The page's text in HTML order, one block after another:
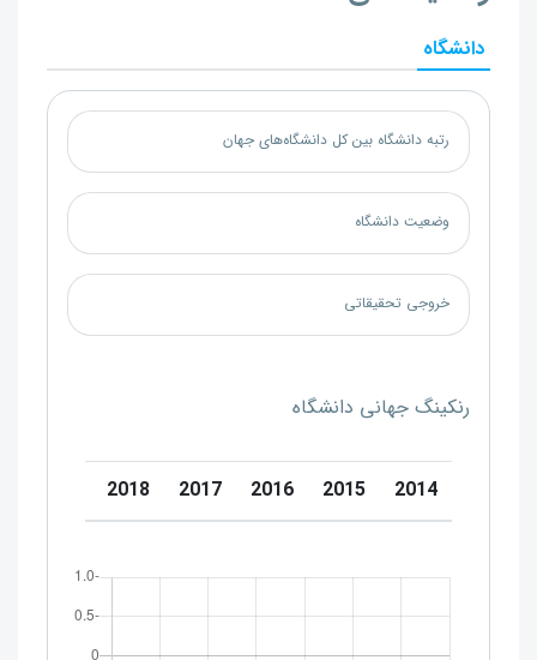
دانشگاه
رتبه دانشگاه بین کل دانشگاه‌های جهان
وضعیت دانشگاه
خروجی تحقیقاتی
رنکینگ جهانی دانشگاه
2014
2015
2016
2017
2018